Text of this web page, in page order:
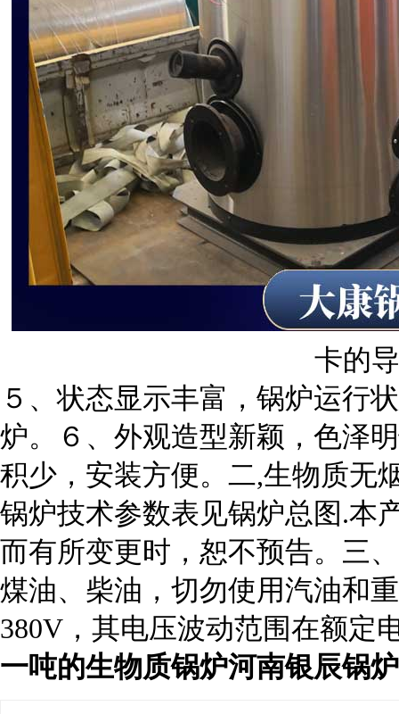
卡的
５、状态显示丰富，锅炉运行
炉。６、外观造型新颖，色泽
积少，安装方便。二,生物质无
锅炉技术参数表见锅炉总图.本
而有所变更时，恕不预告。三
煤油、柴油，切勿使用汽油和
380V，其电压波动范围在额定
一吨的生物质锅炉河南银辰锅